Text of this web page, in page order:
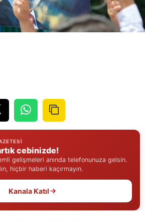
Çankırı
Çorum
Elazığ
Erzincan
Erzurum
Eskişehir
Gaziantep
cebinizde!
gelişmeleri anında telefonunuza gelsin.
hiçbir haberi kaçırmayın.
Kanala Katıl